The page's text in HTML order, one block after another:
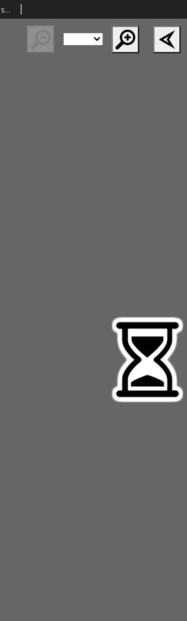
Literatura i Sztuka. Dodatek do Dziennika Poznańskiego. 1910 R.2 nr4